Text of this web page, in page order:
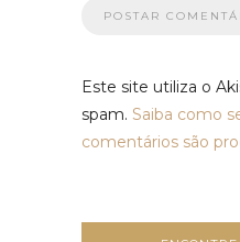
Este site utiliza o
spam. Saiba como
comentários são